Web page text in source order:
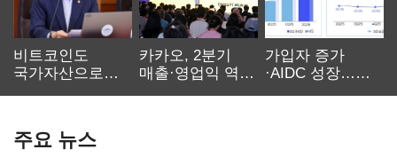
비트코인도
국가자산으로…'
카카오, 2분기
매출·영업익 역대
가입자 증가
·AIDC 성장…
주요 뉴스